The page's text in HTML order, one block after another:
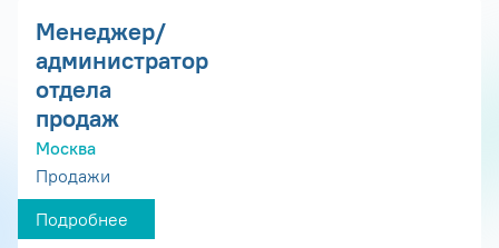
Менеджер/
администратор
отдела
продаж
Москва
Продажи
Подробнее